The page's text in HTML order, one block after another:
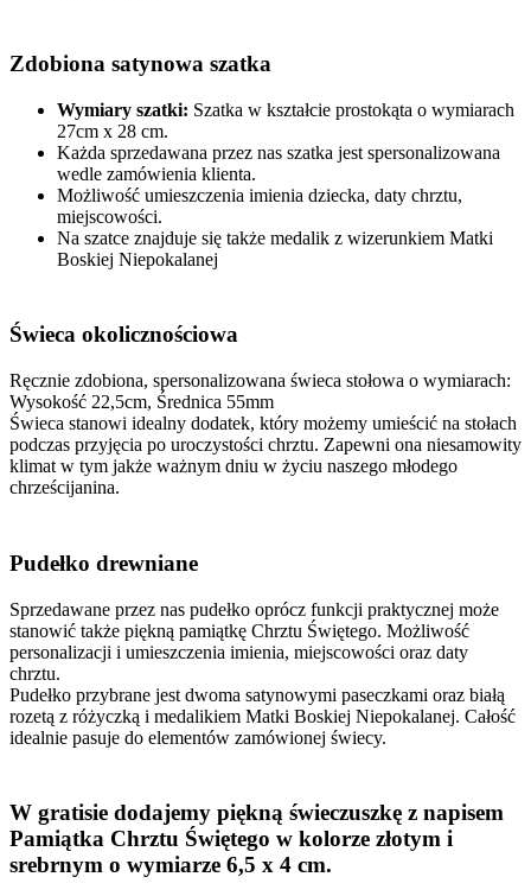
Zdobiona satynowa szatka
Wymiary szatki: Szatka w kształcie prostokąta o wymiarach
27cm x 28 cm.
Każda sprzedawana przez nas szatka jest spersonalizowana
wedle zamówienia klienta.
Możliwość umieszczenia imienia dziecka, daty chrztu,
miejscowości.
Na szatce znajduje się także medalik z wizerunkiem Matki
Boskiej Niepokalanej
Świeca okolicznościowa
Ręcznie zdobiona, spersonalizowana świeca stołowa o wymiarach:
Wysokość 22,5cm, Średnica 55mm
Świeca stanowi idealny dodatek, który możemy umieścić na stołach
podczas przyjęcia po uroczystości chrztu. Zapewni ona niesamowity
klimat w tym jakże ważnym dniu w życiu naszego młodego
chrześcijanina.
Pudełko drewniane
Sprzedawane przez nas pudełko oprócz funkcji praktycznej może
stanowić także piękną pamiątkę Chrztu Świętego. Możliwość
personalizacji i umieszczenia imienia, miejscowości oraz daty
chrztu.
Pudełko przybrane jest dwoma satynowymi paseczkami oraz białą
rozetą z różyczką i medalikiem Matki Boskiej Niepokalanej. Całość
idealnie pasuje do elementów zamówionej świecy.
W gratisie dodajemy piękną świeczuszkę z napisem
Pamiątka Chrztu Świętego w kolorze złotym i
srebrnym o wymiarze 6,5 x 4 cm.